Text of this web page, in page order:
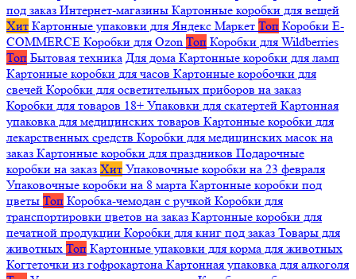
под заказ Интернет-магазины Картонные коробки для вещей
Хит Картонные упаковки для Яндекс Маркет Топ Коробки E-
COMMERCE Коробки для Ozon Топ Коробки для Wildberries
Топ Бытовая техника Для дома Картонные коробки для ламп
Картонные коробки для часов Картонные коробочки для
свечей Коробки для осветительных приборов на заказ
Коробки для товаров 18+ Упаковки для скатертей Картонная
упаковка для медицинских товаров Картонные коробки для
лекарственных средств Коробки для медицинских масок на
заказ Картонные коробки для праздников Подарочные
коробки на заказ Хит Упаковочные коробки на 23 февраля
Упаковочные коробки на 8 марта Картонные коробки под
цветы Топ Коробка-чемодан с ручкой Коробки для
транспортировки цветов на заказ Картонные коробки для
печатной продукции Коробки для книг под заказ Товары для
животных Топ Картонные упаковки для корма для животных
Когтеточки из гофрокартона Картонная упаковка для алкоголя